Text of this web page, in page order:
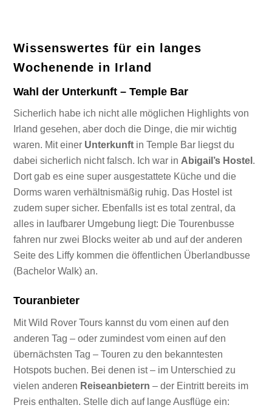
Wissenswertes für ein langes
Wochenende in Irland
Wahl der Unterkunft – Temple Bar
Sicherlich habe ich nicht alle möglichen Highlights von
Irland gesehen, aber doch die Dinge, die mir wichtig
waren. Mit einer Unterkunft in Temple Bar liegst du
dabei sicherlich nicht falsch. Ich war inAbigail’s Hostel .
Dort gab es eine super ausgestattete Küche und die
Dorms waren verhältnismäßig ruhig. Das Hostel ist
zudem super sicher. Ebenfalls ist es total zentral, da
alles in laufbarer Umgebung liegt: Die Tourenbusse
fahren nur zwei Blocks weiter ab und auf der anderen
Seite des Liffy kommen die öffentlichen Überlandbusse
(Bachelor Walk) an.
Touranbieter
Mit Wild Rover Tours kannst du vom einen auf den
anderen Tag – oder zumindest vom einen auf den
übernächsten Tag – Touren zu den bekanntesten
Hotspots buchen. Bei denen ist – im Unterschied zu
vielen anderen Reiseanbietern – der Eintritt bereits im
Preis enthalten. Stelle dich auf lange Ausflüge ein: